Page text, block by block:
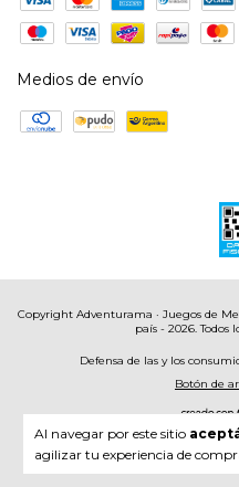
Al navegar por este sitio
agilizar tu experiencia de
Medios de envío
Copyright Adventurama · Juegos de
país - 2026. Todos
Defensa de las y los
Botón de